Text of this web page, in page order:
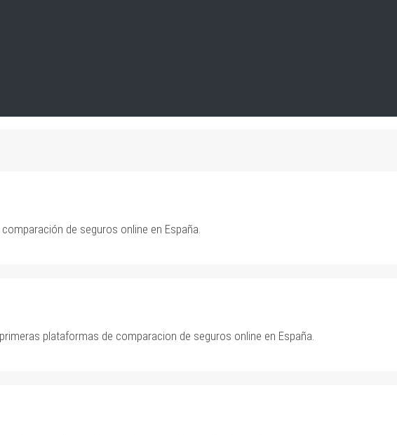
de seguros online en España.
plataformas de comparacion de seguros online en España.